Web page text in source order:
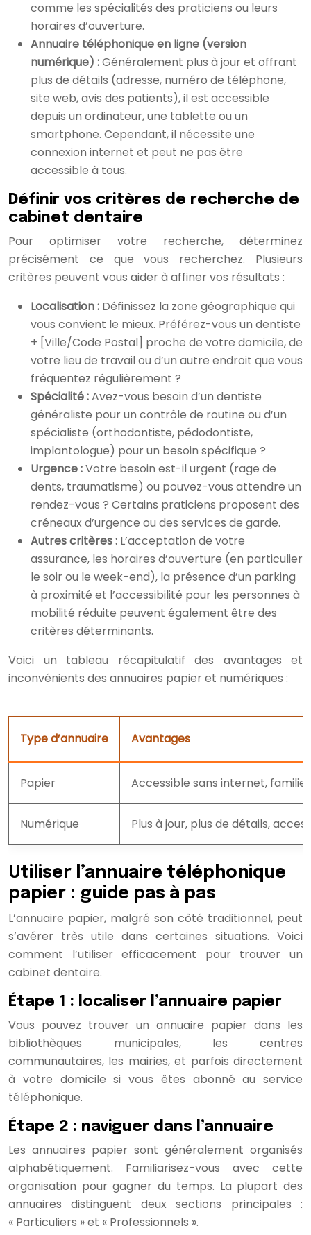
comme les spécialités des praticiens ou leurs
horaires d’ouverture.
Annuaire téléphonique en ligne (version
numérique) :Généralement plus à jour et offrant
plus de détails (adresse, numéro de téléphone,
site web, avis des patients), il est accessible
depuis un ordinateur, une tablette ou un
smartphone. Cependant, il nécessite une
connexion internet et peut ne pas être
accessible à tous.
Définir vos critères de recherche de
cabinet dentaire
Pour optimiser votre recherche, déterminez
précisément ce que vous recherchez. Plusieurs
critères peuvent vous aider à affiner vos résultats :
Localisation : Définissez la zone géographique qui
vous convient le mieux. Préférez-vous un dentiste
+ [Ville/Code Postal] proche de votre domicile, de
votre lieu de travail ou d’un autre endroit que vous
fréquentez régulièrement ?
Spécialité :Avez-vous besoin d’un dentiste
généraliste pour un contrôle de routine ou d’un
spécialiste (orthodontiste, pédodontiste,
implantologue) pour un besoin spécifique ?
Urgence :Votre besoin est-il urgent (rage de
dents, traumatisme) ou pouvez-vous attendre un
rendez-vous ? Certains praticiens proposent des
créneaux d’urgence ou des services de garde.
Autres critères : L’acceptation de votre
assurance, les horaires d’ouverture (en particulier
le soir ou le week-end), la présence d’un parking
à proximité et l’accessibilité pour les personnes à
mobilité réduite peuvent également être des
critères déterminants.
Voici un tableau récapitulatif des avantages et
inconvénients des annuaires papier et numériques :
Type d’annuaire Avantages
Papier Accessible sans internet,
Numérique Plus à jour, plus de détails,
Utiliser l’annuaire téléphonique
papier : guide pas à pas
L’annuaire papier, malgré son côté traditionnel, peut
s’avérer très utile dans certaines situations. Voici
comment l’utiliser efficacement pour trouver un
cabinet dentaire.
Étape 1 : localiser l’annuaire papier
Vous pouvez trouver un annuaire papier dans les
bibliothèques municipales, les centres
communautaires, les mairies, et parfois directement
à votre domicile si vous êtes abonné au service
téléphonique.
Étape 2 : naviguer dans l’annuaire
Les annuaires papier sont généralement organisés
alphabétiquement. Familiarisez-vous avec cette
organisation pour gagner du temps. La plupart des
annuaires distinguent deux sections principales :
« Particuliers » et « Professionnels ».